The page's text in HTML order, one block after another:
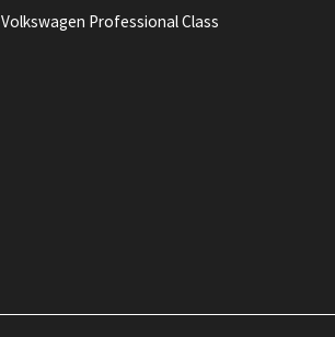
Volkswagen Professional Class